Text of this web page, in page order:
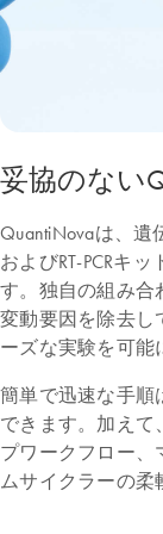
妥協のない
QuantiNovaは、遺
およびRT-PCRキ
す。独自の組み合
変動要因を除去し
ーズな実験を可能
簡単で迅速な手順
できます。加えて
プワークフロー、
ムサイクラーの柔